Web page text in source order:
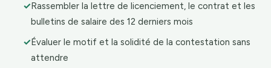
✓Rassembler la lettre de licenciement, le contrat et les
bulletins de salaire des 12 derniers mois
✓Évaluer le motif et la solidité de la contestation sans
attendre